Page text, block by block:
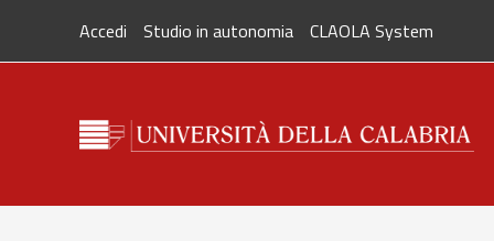
content
Accedi Studio in autonomia CLAOLA System